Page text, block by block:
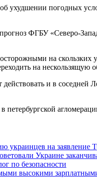
ухудшении погодных
ФГБУ «Северо-
на
на нескользящую
и в соседней
петербургской
украинцев на заявление
Украине
по безопасности
высокими